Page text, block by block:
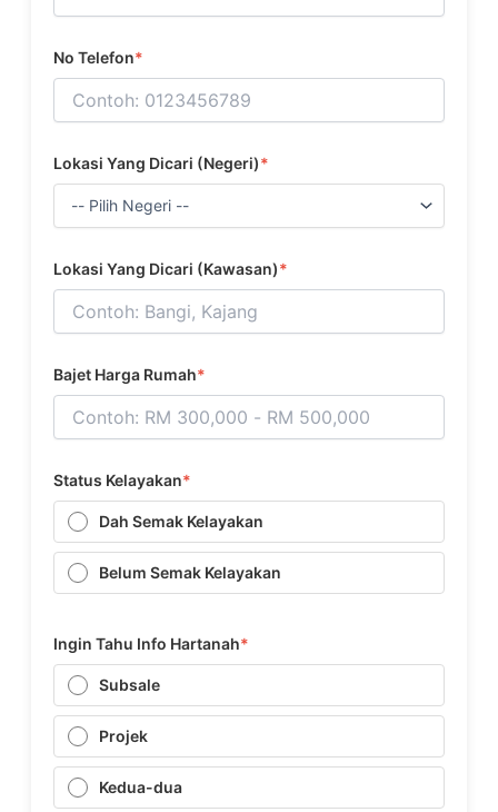
No Telefon*
Lokasi Yang Dicari (Negeri)*
Lokasi Yang Dicari (Kawasan)*
Bajet Harga Rumah*
Status Kelayakan*
Dah Semak Kelayakan
Belum Semak Kelayakan
Ingin Tahu Info Hartanah*
Subsale
Projek
Kedua-dua